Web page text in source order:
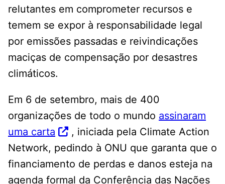
relutantes em comprometer recursos e
temem se expor à responsabilidade legal
por emissões passadas e reivindicações
maciças de compensação por desastres
climáticos.
Em 6 de setembro, mais de 400
organizações de todo o mundo assinaram
uma carta
, iniciada pela Climate Action
Network, pedindo à ONU que garanta que o
financiamento de perdas e danos esteja na
agenda formal da Conferência das Nações